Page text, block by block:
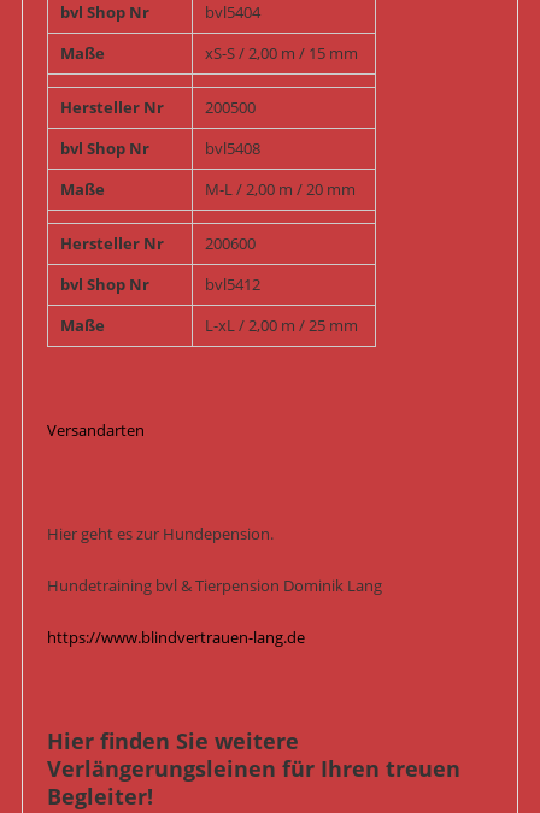
bvl Shop Nr
bvl5404
Maße
xS-S / 2,00 m / 15 mm
Hersteller Nr
200500
bvl Shop Nr
bvl5408
Maße
M-L / 2,00 m / 20 mm
Hersteller Nr
200600
bvl Shop Nr
bvl5412
Maße
L-xL / 2,00 m / 25 mm
Versandarten
Hier geht es zur Hundepension.
Hundetraining bvl & Tierpension Dominik Lang
https://www.blindvertrauen-lang.de
Hier finden Sie weitere
Verlängerungsleinen für Ihren treuen
Begleiter!